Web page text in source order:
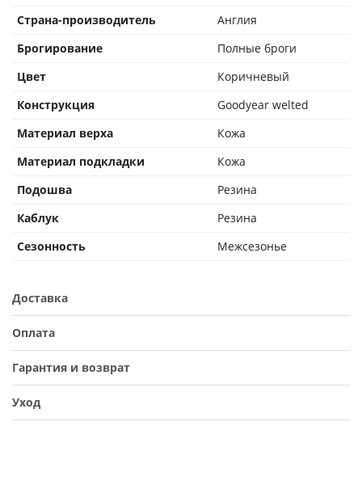
Страна-производитель
Англия
Брогирование
Полные броги
Цвет
Коричневый
Конструкция
Goodyear welted
Материал верха
Кожа
Материал подкладки
Кожа
Подошва
Резина
Каблук
Резина
Сезонность
Межсезонье
Доставка
Оплата
Гарантия и возврат
Уход